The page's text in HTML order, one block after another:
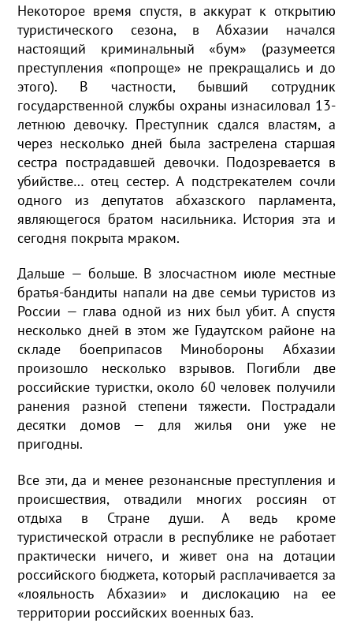
Некоторое время спустя, в аккурат к открытию
туристического сезона, в Абхазии начался
настоящий криминальный «бум» (разумеется
преступления «попроще» не прекращались и до
этого). В частности, бывший сотрудник
государственной службы охраны изнасиловал 13-
летнюю девочку. Преступник сдался властям, а
через несколько дней была застрелена старшая
сестра пострадавшей девочки. Подозревается в
убийстве… отец сестер. А подстрекателем сочли
одного из депутатов абхазского парламента,
являющегося братом насильника. История эта и
сегодня покрыта мраком.
Дальше — больше. В злосчастном июле местные
братья-бандиты напали на две семьи туристов из
России — глава одной из них был убит. А спустя
несколько дней в этом же Гудаутском районе на
складе боеприпасов Минобороны Абхазии
произошло несколько взрывов. Погибли две
российские туристки, около 60 человек получили
ранения разной степени тяжести. Пострадали
десятки домов — для жилья они уже не
пригодны.
Все эти, да и менее резонансные преступления и
происшествия, отвадили многих россиян от
отдыха в Стране души. А ведь кроме
туристической отрасли в республике не работает
практически ничего, и живет она на дотации
российского бюджета, который расплачивается за
«лояльность Абхазии» и дислокацию на ее
территории российских военных баз.